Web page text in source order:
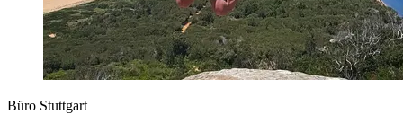
Büro Stuttgart